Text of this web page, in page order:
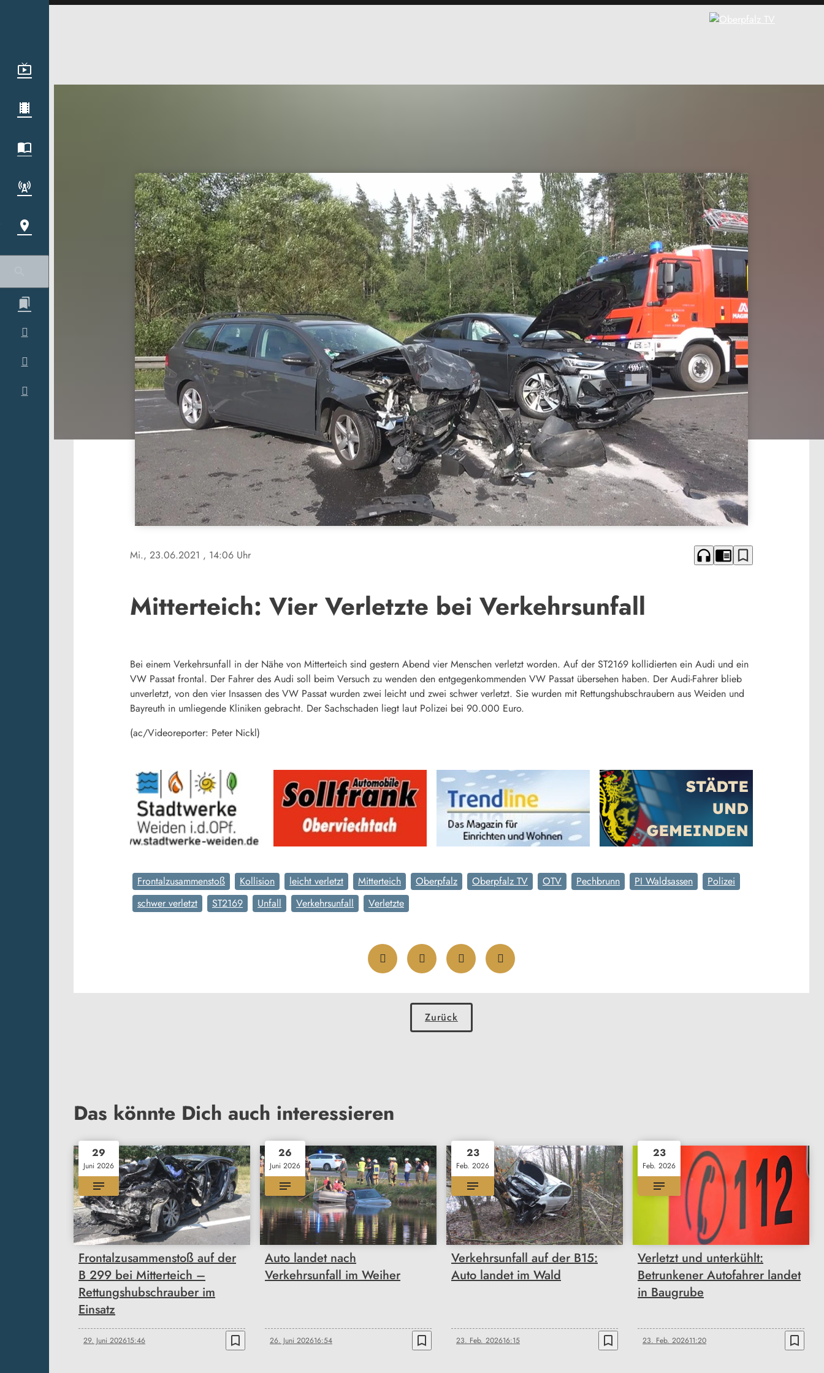
Mi., 23.06.2021 , 14:06 Uhr headphones chrome_reader_mode bookmark_border
Mitterteich: Vier Verletzte bei Verkehrsunfall
Bei einem Verkehrsunfall in der Nähe von Mitterteich sind gestern Abend vier Menschen verletzt worden. Auf der ST2169 kollidierten ein Audi und ein
VW Passat frontal. Der Fahrer des Audi soll beim Versuch zu wenden den entgegenkommenden VW Passat übersehen haben. Der Audi-Fahrer blieb
unverletzt, von den vier Insassen des VW Passat wurden zwei leicht und zwei schwer verletzt. Sie wurden mit Rettungshubschraubern aus Weiden und
Bayreuth in umliegende Kliniken gebracht. Der Sachschaden liegt laut Polizei bei 90.000 Euro.
(ac/Videoreporter: Peter Nickl)
Frontalzusammenstoß Kollision leicht verletzt Mitterteich Oberpfalz Oberpfalz TV OTV Pechbrunn PI Waldsassen
Polizei
schwer verletzt
ST2169 Unfall Verkehrsunfall Verletzte
Zurück
Das könnte Dich auch interessieren
29
Juni 2026
Frontalzusammenstoß auf der
B 299 bei Mitterteich –
Rettungshubschrauber im
Einsatz
29. Juni 202615:46 bookmark_border
26
Juni 2026
Auto landet nach
Verkehrsunfall im Weiher
26. Juni 202616:54 bookmark_border
23
Feb. 2026
Verkehrsunfall auf der B15:
Auto landet im Wald
23. Feb. 202616:15 bookmark_border
23
Feb. 2026
Verletzt und unterkühlt:
Betrunkener Autofahrer landet
in Baugrube
23. Feb. 202611:20 bookmark_border